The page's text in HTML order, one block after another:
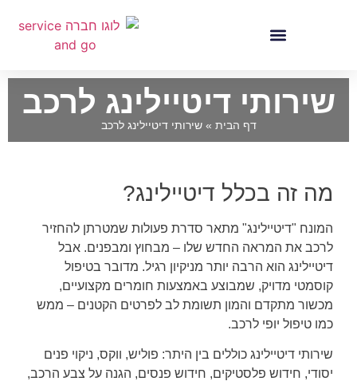
שירותי דיטיילינג לרכב
דף הבית »שירותי דיטיילינג לרכב
מה זה בכלל דיטיילינג?
המונח "דיטיילינג" מתאר סדרת פעולות שמטרתן להחזיר
לרכב את המראה החדש שלו – מבחוץ ומבפנים. אבל
דיטיילינג הוא הרבה יותר מניקיון רגיל. מדובר בטיפול
קוסמטי מדויק, שמבוצע באמצעות חומרים מקצועיים,
מכשור מתקדם והמון תשומת לב לפרטים הקטנים – ממש
כמו טיפול יופי לרכב.
שירותי דיטיילינג כוללים בין היתר: פוליש, ווקס, ניקוי פנים
יסודי, חידוש פלסטיקים, חידוש פנסים, הגנה על צבע הרכב,